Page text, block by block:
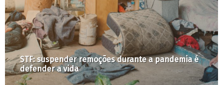
Comissão de direitos humanos da OEA registra
violações em visitas a São Paulo